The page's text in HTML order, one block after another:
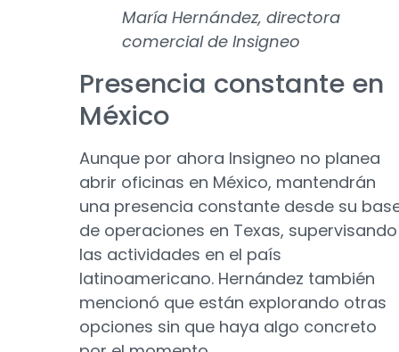
María Hernández, directora
comercial de Insigneo
Presencia constante en
México
Aunque por ahora Insigneo no planea
abrir oficinas en México, mantendrán
una presencia constante desde su
de operaciones en Texas, supervisando
las actividades en el país
latinoamericano. Hernández también
mencionó que están explorando otras
opciones sin que haya algo concreto